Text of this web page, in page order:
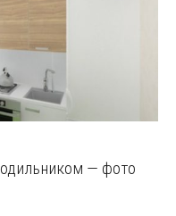
— фото